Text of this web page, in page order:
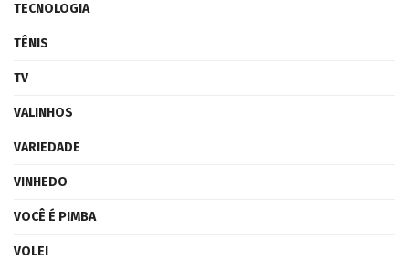
TECNOLOGIA
TÊNIS
TV
VALINHOS
VARIEDADE
VINHEDO
VOCÊ É PIMBA
VOLEI